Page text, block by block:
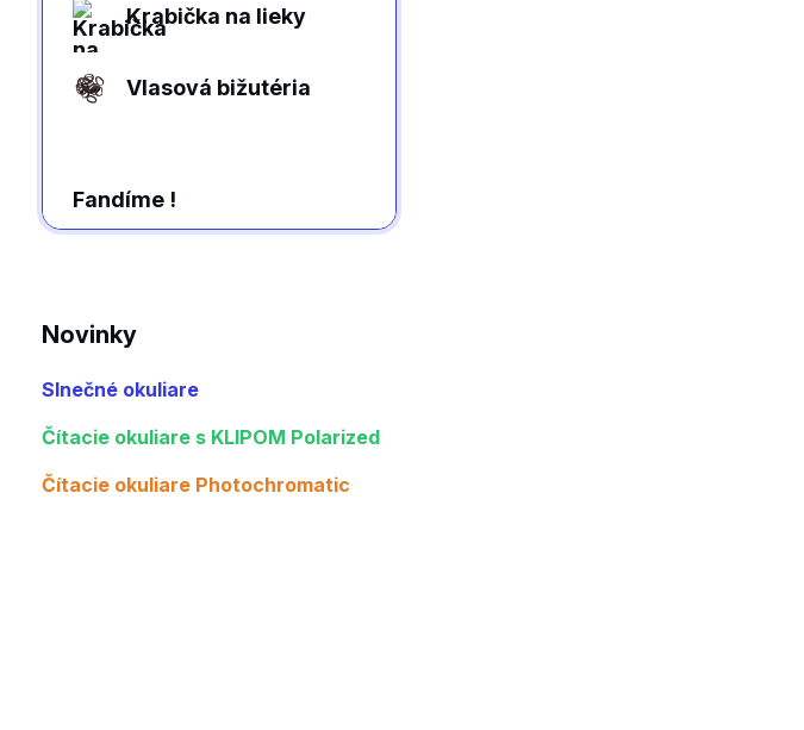
Krabička na lieky
Vlasová bižutéria
Fandíme !
Novinky
Slnečné okuliare
Čítacie okuliare s KLIPOM Polarized
Čítacie okuliare Photochromatic